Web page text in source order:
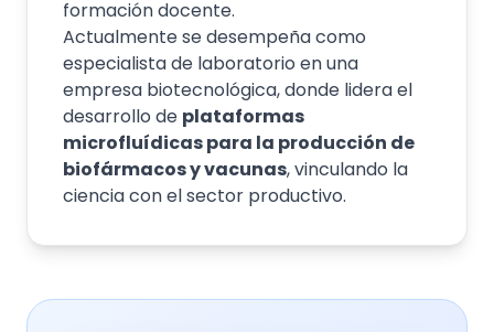
formación docente.
Actualmente se desempeña como
especialista de laboratorio en una
empresa biotecnológica, donde lidera el
desarrollo de plataformas
microfluídicas para la producción de
biofármacos y vacunas, vinculando la
ciencia con el sector productivo.